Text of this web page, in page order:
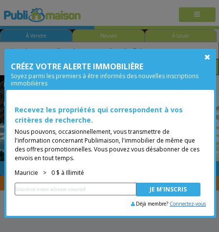
À Vendre Neuves À Louer
Chambre Prix
Trois-Rivières
Placer une annonce
Vous êtes courtier, transférer vos propriétés avecCENTRIS
CRÉEZ VOTRE ALERTE IMMOBILIÈRE
Soyez parmi les premiers à être informés des nouvelles inscriptions
immobilières
Recevez les propriétés qui correspondent à vos
critères de recherche.
Nous pouvons, occasionnellement, vous transmettre de
l'information concernant Publimaison, l'immobilier de même que
des offres promotionnelles. Vous pouvez vous désabonner de ces
envois en tout temps.
Mauricie
> 0 $ à Illimité
Déjà membre? Connectez-vous